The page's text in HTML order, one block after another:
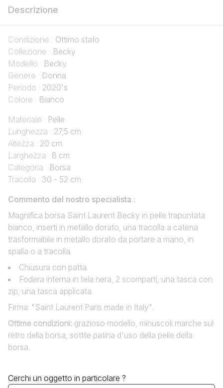
Descrizione
Condizione : Ottimo stato
Collezione : Becky
Modello : Becky
Genere : Donna
Periodo : 2020's
Colore : Bianco
Materiale : Pelle
Lunghezza : 27,5 cm
Altezza : 20 cm
Larghezza : 8 cm
Categoria : Borsa
Tracolla : 30 - 52 cm
Commento del nostro specialista :
Magnifica borsa Saint Laurent Becky in pelle trapuntata
bianco, inserti in metallo dorato, una tracolla a catena
trasformabile in metallo dorato da portare a mano, in
spalla o a tracolla.
Chiusura con patta.
Fodera interna in tela nera, 2 scomparti, una tasca con
zip, una tasca applicata.
Firma: "Saint Laurent Paris made in Italy".
Ottime condizioni: grazioso modello, minuscoli marche sul
retro della borsa, sottile patina d'uso della pelle della
borsa.
Cerchi un oggetto in particolare ?